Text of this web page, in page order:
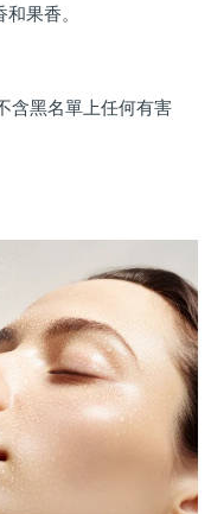
果香。
含黑名單上任何有害
預計送達日期
預計送達日期 8/12/26
預計送達日期8/10/26
預計送達日期8/10/26
預計送達日期